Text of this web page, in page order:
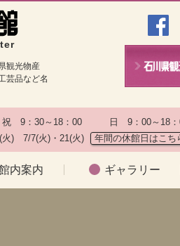
観光物産
芸品など名
祝　9：30～18：00　　　日　9：00～
)　7/7(火)・21(火) 年間の休館日はこち
内案内 ギャラリー